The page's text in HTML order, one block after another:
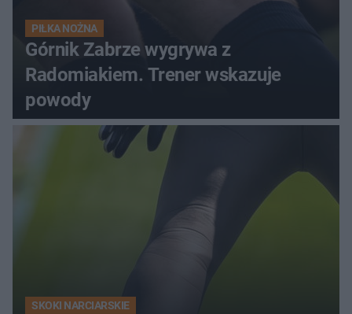
PIŁKA NOŻNA
Górnik Zabrze wygrywa z
Radomiakiem. Trener wskazuje
powody
SKOKI NARCIARSKIE